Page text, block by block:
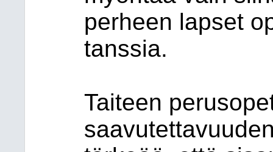
perheen lapset
tanssia.
Taiteen